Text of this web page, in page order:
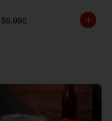
$6.990